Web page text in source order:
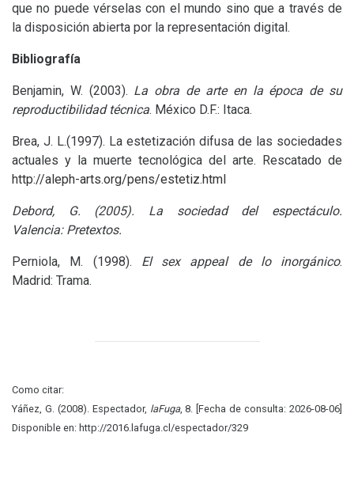
que no puede vérselas con el mundo sino que a través de
la disposición abierta por la representación digital.
Bibliografía
Benjamin, W. (2003). La obra de arte en la época de su
reproductibilidad técnica. México D.F.: Itaca.
Brea, J. L.(1997). La estetización difusa de las sociedades
actuales y la muerte tecnológica del arte. Rescatado de
http://aleph-arts.org/pens/estetiz.html
Debord, G. (2005). La sociedad del espectáculo.
Valencia: Pretextos.
Perniola, M. (1998). El sex appeal de lo inorgánico.
Madrid: Trama.
Como citar:
Yáñez, G. (2008). Espectador, laFuga, 8. [Fecha de consulta: 2026-08-06]
Disponible en: http://2016.lafuga.cl/espectador/329